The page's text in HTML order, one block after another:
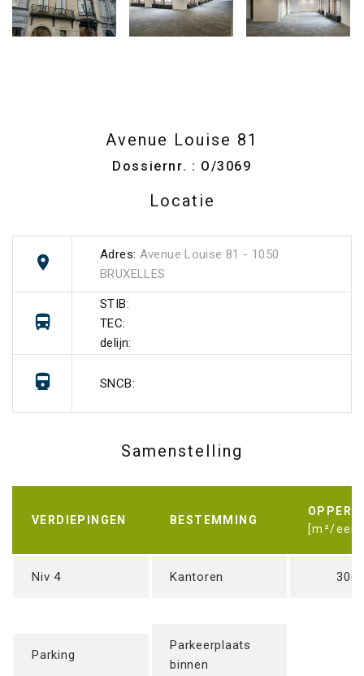
Avenue Louise 81
Dossiernr. : O/3069
Locatie
Adres: Avenue Louise 81 - 1050
BRUXELLES
STIB:
TEC:
delijn:
SNCB:
Samenstelling
VERDIEPINGEN BESTEMMING
[m²/
Niv 4 Kantoren 306
Parking
Parkeerplaats
binnen